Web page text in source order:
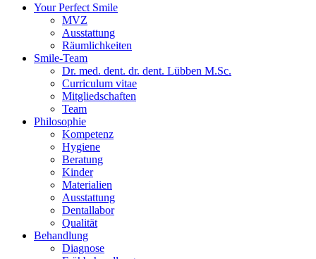
Your Perfect Smile
MVZ
Ausstattung
Räumlichkeiten
Smile-Team
Dr. med. dent. dr. dent. Lübben M.Sc.
Curriculum vitae
Mitgliedschaften
Team
Philosophie
Kompetenz
Hygiene
Beratung
Kinder
Materialien
Ausstattung
Dentallabor
Qualität
Behandlung
Diagnose